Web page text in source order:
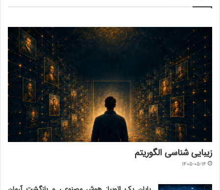
زیبایی شناسی الگوریتم
۱۴۰۵-۰۵-۱۴